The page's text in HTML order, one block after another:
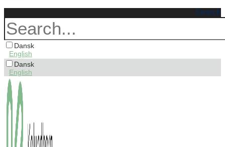
Search
Dansk
English
Dansk
English